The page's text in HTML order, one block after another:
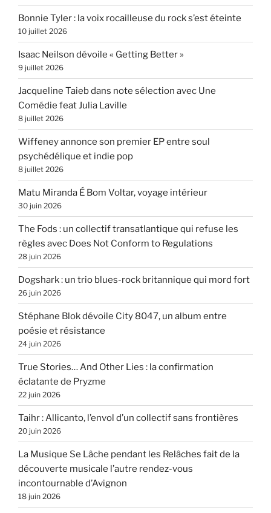
Bonnie Tyler : la voix rocailleuse du rock s’est éteinte
10 juillet 2026
Isaac Neilson dévoile « Getting Better »
9 juillet 2026
Jacqueline Taieb dans note sélection avec Une
Comédie feat Julia Laville
8 juillet 2026
Wiffeney annonce son premier EP entre soul
psychédélique et indie pop
8 juillet 2026
Matu Miranda É Bom Voltar, voyage intérieur
30 juin 2026
The Fods : un collectif transatlantique qui refuse les
règles avec Does Not Conform to Regulations
28 juin 2026
Dogshark : un trio blues-rock britannique qui mord fort
26 juin 2026
Stéphane Blok dévoile City 8047, un album entre
poésie et résistance
24 juin 2026
True Stories… And Other Lies : la confirmation
éclatante de Pryzme
22 juin 2026
Taihr : Allicanto, l’envol d’un collectif sans frontières
20 juin 2026
La Musique Se Lâche pendant les Relâches fait de la
découverte musicale l’autre rendez-vous
incontournable d’Avignon
18 juin 2026